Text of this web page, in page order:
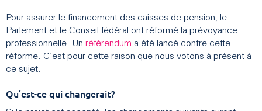
Pour assurer le financement des caisses de pension, le
Parlement et le Conseil fédéral ont réformé la prévoyance
professionnelle. Un référendum a été lancé contre cette
réforme. C’est pour cette raison que nous votons à présent à
ce sujet.
Qu’est-ce qui changerait?